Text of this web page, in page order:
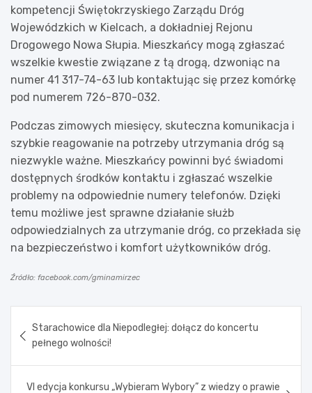
kompetencji Świętokrzyskiego Zarządu Dróg
Wojewódzkich w Kielcach, a dokładniej Rejonu
Drogowego Nowa Słupia. Mieszkańcy mogą zgłaszać
wszelkie kwestie związane z tą drogą, dzwoniąc na
numer 41 317-74-63 lub kontaktując się przez komórkę
pod numerem 726-870-032.
Podczas zimowych miesięcy, skuteczna komunikacja i
szybkie reagowanie na potrzeby utrzymania dróg są
niezwykle ważne. Mieszkańcy powinni być świadomi
dostępnych środków kontaktu i zgłaszać wszelkie
problemy na odpowiednie numery telefonów. Dzięki
temu możliwe jest sprawne działanie służb
odpowiedzialnych za utrzymanie dróg, co przekłada się
na bezpieczeństwo i komfort użytkowników dróg.
Źródło: facebook.com/gminamirzec
wpisu
Starachowice dla Niepodległej: dołącz do koncertu
pełnego wolności!
VI edycja konkursu „Wybieram Wybory” z wiedzy o prawie